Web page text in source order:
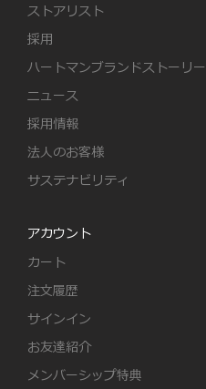
ストアリスト
採用
ハートマンブランドストーリー
ニュース
採用情報
法人のお客様
サステナビリティ
アカウント
カート
注文履歴
サインイン
お友達紹介
メンバーシップ特典